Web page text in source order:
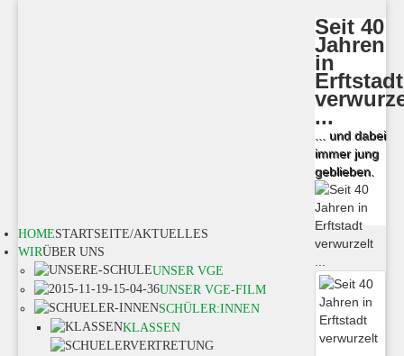
Seit 40
Jahren
in
Erftstadt
...
... und dabei
immer jung
geblieben.
HOMESTARTSEITE/AKTUELLES
WIRÜBER UNS
UNSER VGE
UNSER VGE-FILM
SCHÜLER:INNEN
KLASSEN